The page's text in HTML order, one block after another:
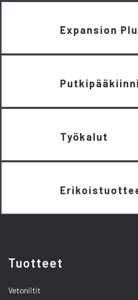
Expansion
Työkalut
Tuotteet
Vetoniitit